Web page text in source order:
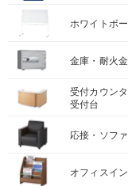
ホワイトボ
金庫・耐火
受付カウンタ
受付台
応接・ソフ
オフィスイ